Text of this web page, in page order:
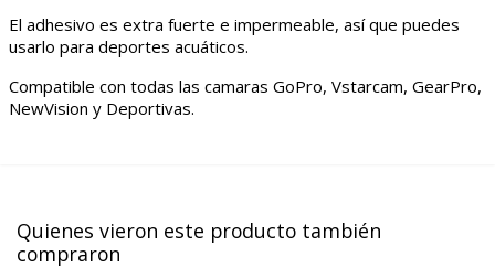
El adhesivo es extra fuerte e impermeable, así que puedes
usarlo para deportes acuáticos.
Compatible con todas las camaras GoPro, Vstarcam, GearPro,
NewVision y Deportivas.
Quienes vieron este producto también
compraron